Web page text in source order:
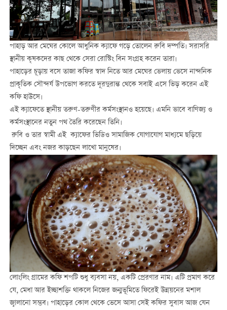
পাহাড় আর মেঘের কোলে আধুনিক ক্যাফে গড়ে তোলেন রুবি দম্পতি। সরাসরি
স্থানীয় কৃষকদের কাছ থেকে সেরা রোস্টিং বিন সংগ্রহ করেন তারা।
পাহাড়ের চূড়ায় বসে তাজা কফির স্বাদ নিতে আর মেঘের ভেলায় ভেসে নান্দনিক
প্রাকৃতিক সৌন্দর্য উপভোগ করতে দূরদুরান্ত থেকে সবাই এসে ভিড় করেন এই
কফি হাউসে।
এই ক্যাফেতে স্থানীয় তরুণ-তরুণীর কর্মসংস্থানও হয়েছে। এমনি ভাবে বাণিজ্য ও
কর্মসংস্থানের নতুন পথ তৈরি করেছেন তিনি।
রুবি ও তার স্বামী এই ক্যাফের ভিডিও সামাজিক যোগাযোগ মাধ্যমে ছড়িয়ে
দিচ্ছেন এবং নজর কাড়ছেন লাখো মানুষের।
লোংলিং গ্রামের কফি শপটি শুধু ব্যবসা নয়, একটি প্রেরণার নাম। এটি প্রমাণ করে
যে, মেধা আর ইচ্ছাশক্তি থাকলে নিজের জন্মভূমিতে ফিরেই উন্নয়নের মশাল
জ্বালানো সম্ভব। পাহাড়ের কোল থেকে ভেসে আসা সেই কফির সুবাস আজ যেন